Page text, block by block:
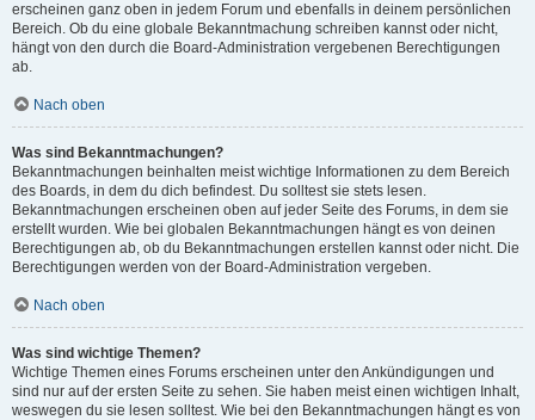
erscheinen ganz oben in jedem Forum und ebenfalls in deinem persönlichen
Bereich. Ob du eine globale Bekanntmachung schreiben kannst oder nicht,
hängt von den durch die Board-Administration vergebenen Berechtigungen
ab.
Nach oben
Was sind Bekanntmachungen?
Bekanntmachungen beinhalten meist wichtige Informationen zu dem Bereich
des Boards, in dem du dich befindest. Du solltest sie stets lesen.
Bekanntmachungen erscheinen oben auf jeder Seite des Forums, in dem sie
erstellt wurden. Wie bei globalen Bekanntmachungen hängt es von deinen
Berechtigungen ab, ob du Bekanntmachungen erstellen kannst oder nicht. Die
Berechtigungen werden von der Board-Administration vergeben.
Nach oben
Was sind wichtige Themen?
Wichtige Themen eines Forums erscheinen unter den Ankündigungen und
sind nur auf der ersten Seite zu sehen. Sie haben meist einen wichtigen Inhalt,
weswegen du sie lesen solltest. Wie bei den Bekanntmachungen hängt es von